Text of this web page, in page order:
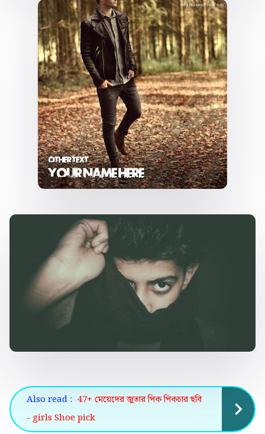
Also read : 47+ মেয়েদের জুতার পিক পিকচার ছবি
- girls Shoe pick